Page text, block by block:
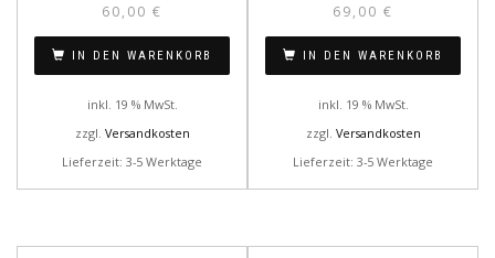
60,00 €
IN DEN WARENKORB
inkl. 19 % MwSt.
zzgl. Versandkosten
Lieferzeit: 3-5 Werktage
69,00 €
IN DEN WARENKORB
inkl. 19 % MwSt.
zzgl. Versandkosten
Lieferzeit: 3-5 Werktage